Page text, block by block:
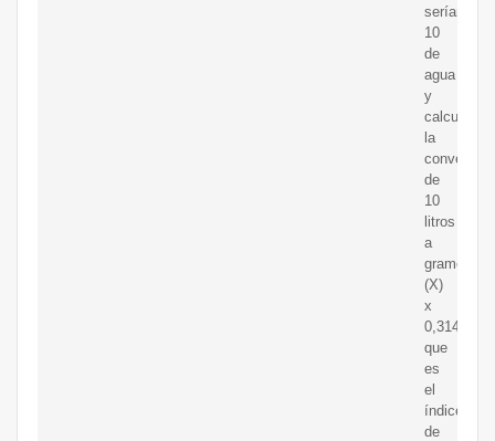
serían
10
de
agua
y
calcular
la
conversión
de
10
litros
a
gramos
(X)
x
0,314
que
es
el
índice
de